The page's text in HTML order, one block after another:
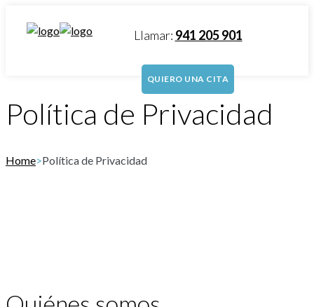
Llamar: 941 205 901
QUIERO UNA CITA
Política de Privacidad
Home>Política de Privacidad